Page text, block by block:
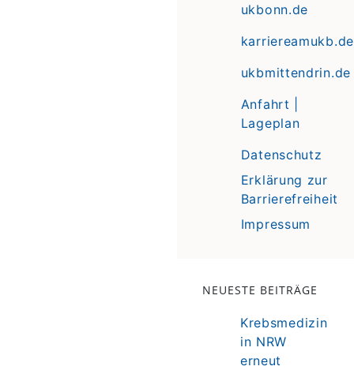
ukbonn.de
karriereamukb.de
ukbmittendrin.de
Anfahrt |
Lageplan
Datenschutz
Erklärung zur
Barrierefreiheit
Impressum
NEUESTE BEITRÄGE
Krebsmedizin
in NRW
erneut